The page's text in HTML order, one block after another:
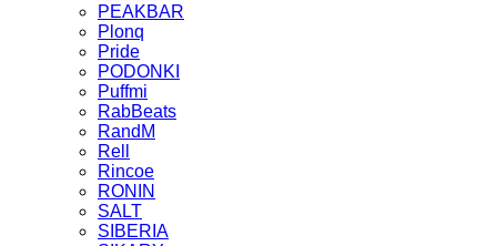
PEAKBAR
Plonq
Pride
PODONKI
Puffmi
RabBeats
RandM
Rell
Rincoe
RONIN
SALT
SIBERIA